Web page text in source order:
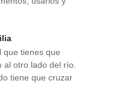
que tienes que
al otro lado del río.
tiene que cruzar